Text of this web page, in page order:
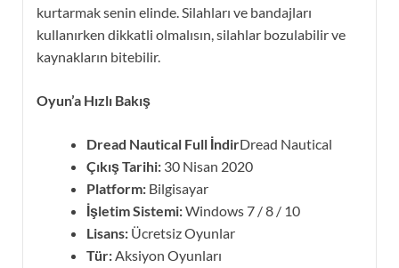
kurtarmak senin elinde. Silahları ve bandajları
kullanırken dikkatli olmalısın, silahlar bozulabilir ve
kaynakların bitebilir.
Oyun’a Hızlı Bakış
Dread Nautical Full İndirDread Nautical
Çıkış Tarihi: 30 Nisan 2020
Platform: Bilgisayar
İşletim Sistemi:Windows 7 / 8 / 10
Lisans: Ücretsiz Oyunlar
Tür:Aksiyon Oyunları